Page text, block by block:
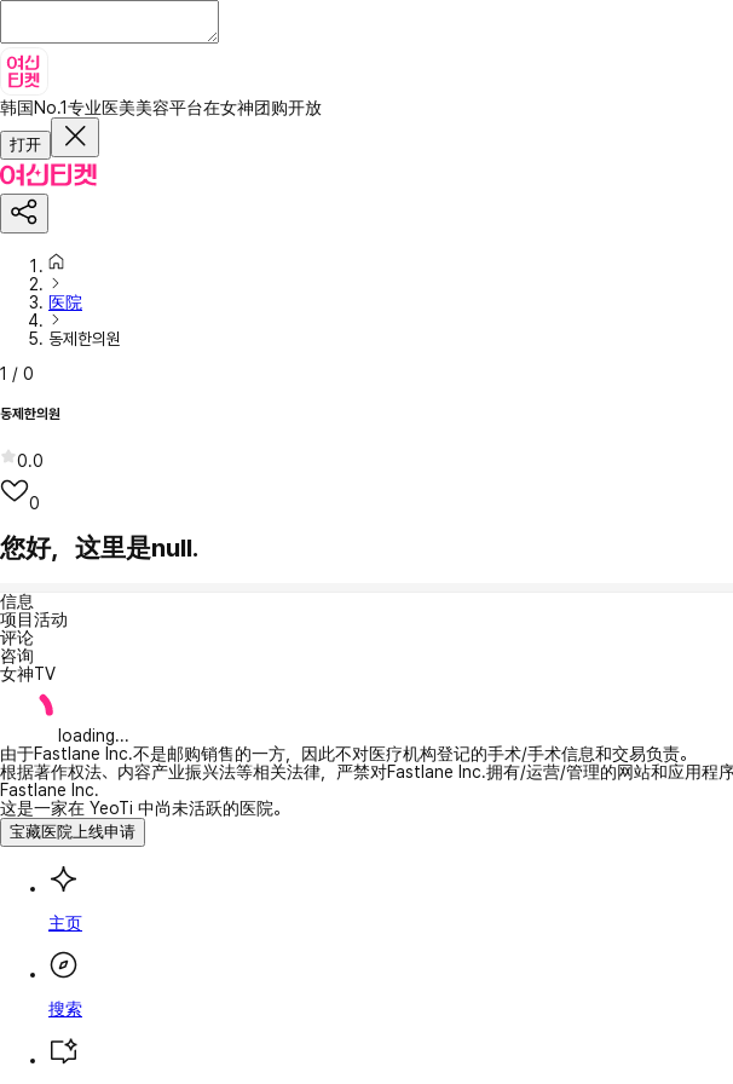
韩国No.1专业医美美容平台在女神团购开放
打开
医院
동제한의원
1 / 0
동제한의원
0.0
0
您好，这里是null.
信息
项目活动
评论
咨询
女神TV
loading...
由于Fastlane Inc.不是邮购销售的一方，因此不对医疗机构登记的手术/手术信息和交易负责。
根据著作权法、内容产业振兴法等相关法律，严禁对Fastlane Inc.拥有/运营/管理的网站和应用程
Fastlane Inc.
这是一家在 YeoTi 中尚未活跃的医院。
宝藏医院上线申请
主页
搜索